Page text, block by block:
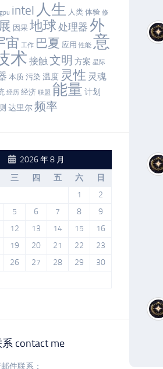
gpu intel 人生 人类 体验 修
因果 地球 处理器 外
宙 工作 巴夏 应用 性能 意
术 接触文明 方案 星际
本质 污染 温度 灵性 灵魂
经历 经济 联盟 能量 计划
达里尔频率
2026 年 8 月
三 四 五 六
日
1
2
5 6 7 8
9
12 13 14 15
16
19 20 21 22
23
26 27 28 29
30
contact me
件联系：